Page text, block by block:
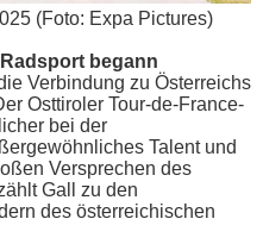
(Foto: Expa Pictures)
begann
Verbindung zu Österreichs
Osttiroler Tour-de-France-
bei der
Talent und
Versprechen des
Gall zu den
des österreichischen